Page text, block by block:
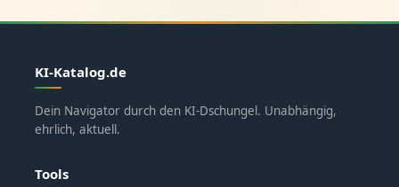
KI-Katalog.de
Dein Navigator durch den KI-Dschungel. Unabhängig,
ehrlich, aktuell.
Tools